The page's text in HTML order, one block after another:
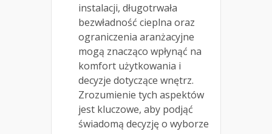
instalacji, długotrwała
bezwładność cieplna oraz
ograniczenia aranżacyjne
mogą znacząco wpłynąć na
komfort użytkowania i
decyzje dotyczące wnętrz.
Zrozumienie tych aspektów
jest kluczowe, aby podjąć
świadomą decyzję o wyborze